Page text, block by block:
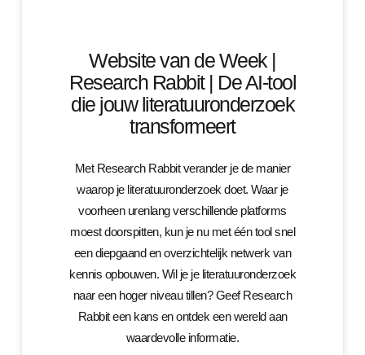
Website van de Week |
Research Rabbit | De AI-tool
die jouw literatuuronderzoek
transformeert
Met Research Rabbit verander je de manier
waarop je literatuuronderzoek doet. Waar je
voorheen urenlang verschillende platforms
moest doorspitten, kun je nu met één tool snel
een diepgaand en overzichtelijk netwerk van
kennis opbouwen. Wil je je literatuuronderzoek
naar een hoger niveau tillen? Geef Research
Rabbit een kans en ontdek een wereld aan
waardevolle informatie.